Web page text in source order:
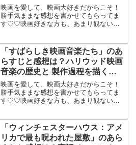
ドキュメンタリー。
映画を愛して、映画大好きだからこそ！
勝手気ままな感想を書かせてもらってま
す♡♡映画好きな方も、あまり観ない方
(89分)大きな顔写真を撮る芸術プロジェ
ク...
「すばらしき映画音楽たち」のあ
らすじと感想は？ハリウッド映画
音楽の歴史と 製作過程を描くド
キュメンタリー。
映画を愛して、映画大好きだからこそ！
勝手気ままな感想を書かせてもらってま
す♡♡映画好きな方も、あまり観ない方
分）ハリウッド映画音楽の歴史と製作過
程を描く...
「ウィンチェスターハウス：アメ
リカで最も呪われた屋敷」のあら